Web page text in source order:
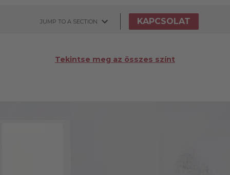
JUMP TO A SECTION KAPCSOLAT
Tekintse meg az összes színt